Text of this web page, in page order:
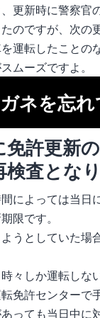
新時に警察官
のですが、次
運転したこと
ムーズですよ。
ネを忘
許更新
査となり
よっては当日
限です。
うとしていた
しか運転しな
免許センターで
っても当日中